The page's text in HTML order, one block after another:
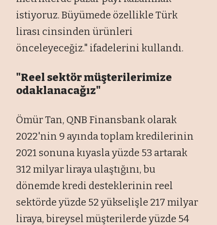
istiyoruz. Büyümede özellikle Türk
lirası cinsinden ürünleri
önceleyeceğiz." ifadelerini kullandı.
"Reel sektör müşterilerimize
odaklanacağız"
Ömür Tan, QNB Finansbank olarak
2022'nin 9 ayında toplam kredilerinin
2021 sonuna kıyasla yüzde 53 artarak
312 milyar liraya ulaştığını, bu
dönemde kredi desteklerinin reel
sektörde yüzde 52 yükselişle 217 milyar
liraya, bireysel müşterilerde yüzde 54